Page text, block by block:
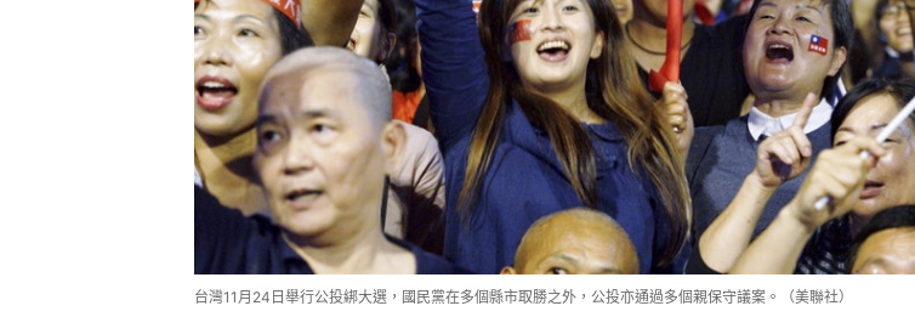
台灣11月24日舉行公投綁大選，國民黨在多個縣市取勝之外，公投亦通過多個親保守議案。（美聯社）